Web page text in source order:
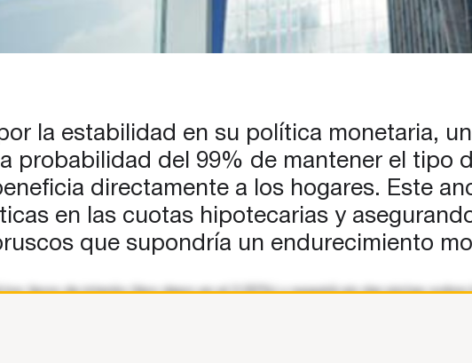
la estabilidad en su política monetaria,
probabilidad del 99% de mantener el tipo
directamente a los hogares. Este
en las cuotas hipotecarias y
que supondría un endurecimiento
los tipos de interés (tipo depo en el 2,00%) y seguirá sin dar pistas